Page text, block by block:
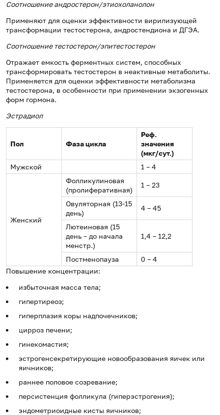
Соотношение андростерон/этиохоланолон
Применяют для оценки эффективности вирилизующей
трансформации тестостерона, андростендиона и ДГЭА.
Соотношение тестостерон/эпитестостерон
Отражает емкость ферментных систем, способных
трансформировать тестостерон в неактивные метаболиты.
Применяется для оценки эффективности метаболизма
тестостерона, в особенности при применении экзогенных
форм гормона.
Эстрадиол
Пол Фаза цикла
Реф.
значения
(мкг/сут.)
Мужской
1 – 4
Женский
Фолликулиновая
(пролиферативная)
1 – 23
Овуляторная (13-15
день)
4 – 45
Лютеиновая (15
день – до начала
менстр.)
1,4 – 12,2
Постменопауза
0 – 4
Повышение концентрации:
избыточная масса тела;
гипертиреоз;
гиперплазия коры надпочечников;
цирроз печени;
гинекомастия;
эстрогенсекретирующие новообразования яичек или
яичников;
раннее половое созревание;
персистенция фолликула (гиперэстрогения);
эндометриоидные кисты яичников;